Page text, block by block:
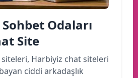
Odaları
Site
Harbiyiz chat siteleri
ciddi arkadaşlık